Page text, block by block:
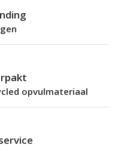
opvulmateriaal